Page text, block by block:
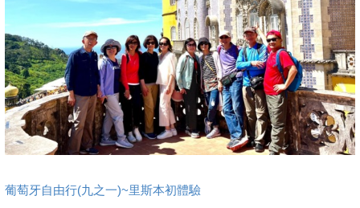
葡萄牙自由行(九之一)~里斯本初體驗